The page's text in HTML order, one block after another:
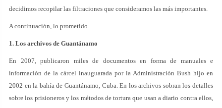
decidimos recopilar las filtraciones que consideramos las más importantes.
A continuación, lo prometido.
1. Los archivos de Guantánamo
En 2007, publicaron miles de documentos en forma de manuales e
información de la cárcel inauguarada por la Administración Bush hijo en
2002 en la bahía de Guantánamo, Cuba. En los archivos sobran los detalles
sobre los prisioneros y los métodos de tortura que usan a diario contra ellos,